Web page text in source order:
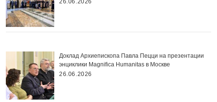
Доклад Архиепископа Павла Пецци на презентации
энциклики Magnifica Нumanitas в Москве
26.06.2026